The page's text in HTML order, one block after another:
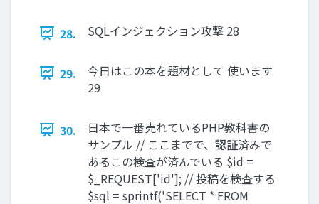
28. SQLインジェクション攻撃 28
29.
今日はこの本を題材として 使います
29
30.
日本で一番売れているPHP教科書の
サンプル // ここまでで、認証済みで
あるこの検査が済んでいる $id =
$_REQUEST['id']; // 投稿を検査する
$sql = sprintf('SELECT * FROM